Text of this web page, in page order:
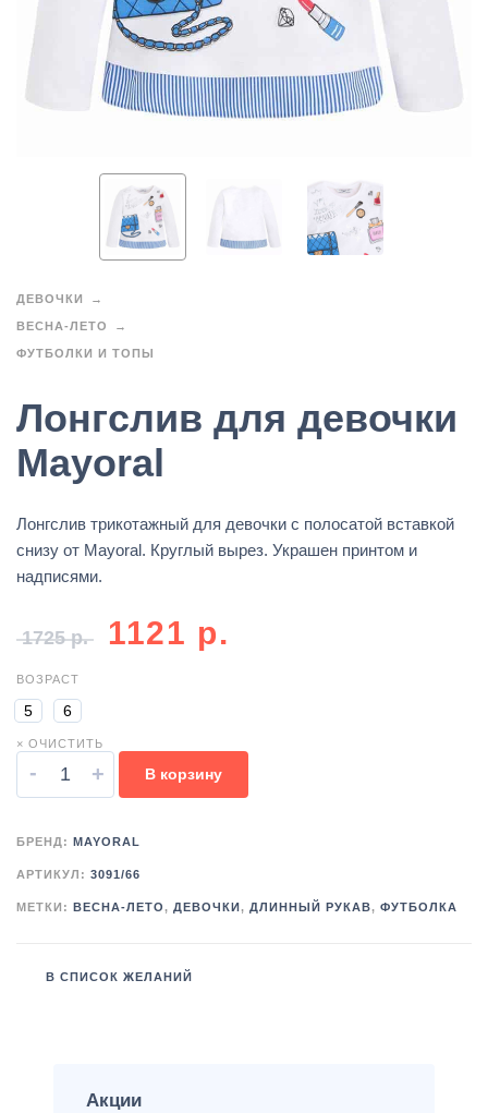
ДЕВОЧКИ
ВЕСНА-ЛЕТО
ФУТБОЛКИ И ТОПЫ
Лонгслив для девочки
Mayoral
Лонгслив трикотажный для девочки с полосатой вставкой
снизу от Mayoral. Круглый вырез. Украшен принтом и
надписями.
1725р. 1121 р.
ВОЗРАСТ
5 6
× ОЧИСТИТЬ
- + В корзину
БРЕНД: MAYORAL
АРТИКУЛ: 3091/66
МЕТКИ: ВЕСНА-ЛЕТО, ДЕВОЧКИ , ДЛИННЫЙ РУКАВ, ФУТБОЛКА
В СПИСОК ЖЕЛАНИЙ
Акции